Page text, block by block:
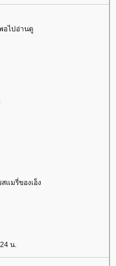
อไปอ่านดู
แมรี่ของเอ็ง
น.